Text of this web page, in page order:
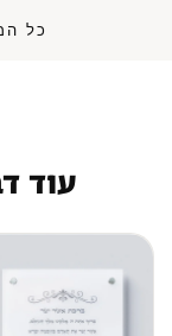
כל
עוד